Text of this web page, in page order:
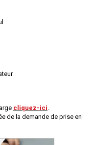
cliquez-ici.
de la demande de prise en